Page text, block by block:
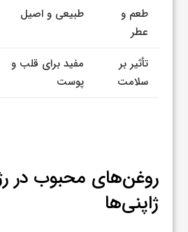
طعم و
عطر
طبیعی و اصیل
تأثیر بر
سلامت
مفید برای قلب و
پوست
روغن‌های محبوب در
ژاپنی‌ها